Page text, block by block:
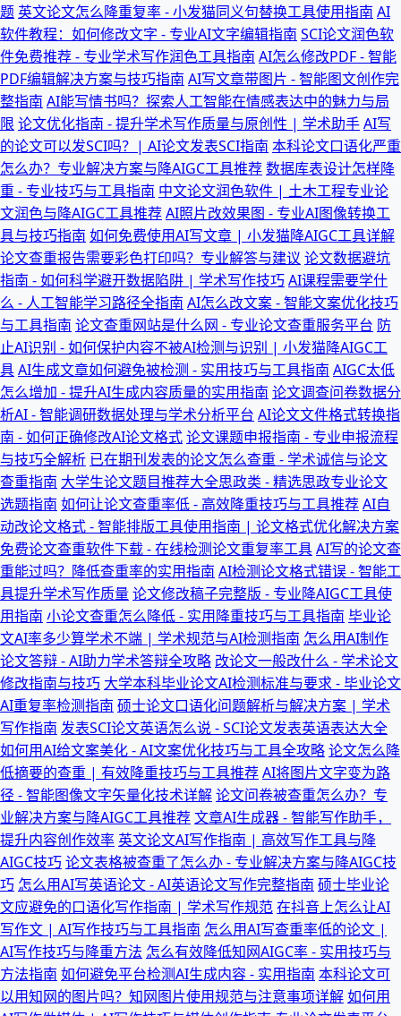
题 英文论文怎么降重复率 - 小发猫同义句替换工具使用指南 AI
软件教程：如何修改文字 - 专业AI文字编辑指南 SCI论文润色软
件免费推荐 - 专业学术写作润色工具指南 AI怎么修改PDF - 智能
PDF编辑解决方案与技巧指南 AI写文章带图片 - 智能图文创作完
整指南 AI能写情书吗？探索人工智能在情感表达中的魅力与局
限 论文优化指南 - 提升学术写作质量与原创性 | 学术助手AI写
的论文可以发SCI吗？| AI论文发表SCI指南 本科论文口语化严重
怎么办？专业解决方案与降AIGC工具推荐数据库表设计怎样降
重 - 专业技巧与工具指南 中文论文润色软件 | 土木工程专业论
文润色与降AIGC工具推荐AI照片改效果图 - 专业AI图像转换工
具与技巧指南 如何免费使用AI写文章 | 小发猫降AIGC工具详解
论文查重报告需要彩色打印吗？专业解答与建议 论文数据避坑
指南 - 如何科学避开数据陷阱 | 学术写作技巧AI课程需要学什
么 - 人工智能学习路径全指南 AI怎么改文案 - 智能文案优化技巧
与工具指南 论文查重网站是什么网 - 专业论文查重服务平台 防
止AI识别 - 如何保护内容不被AI检测与识别 | 小发猫降AIGC工
具AI生成文章如何避免被检测 - 实用技巧与工具指南 AIGC太低
怎么增加 - 提升AI生成内容质量的实用指南 论文调查问卷数据分
析AI - 智能调研数据处理与学术分析平台 AI论文文件格式转换指
南 - 如何正确修改AI论文格式论文课题申报指南 - 专业申报流程
与技巧全解析 已在期刊发表的论文怎么查重 - 学术诚信与论文
查重指南 大学生论文题目推荐大全思政类 - 精选思政专业论文
选题指南 如何让论文查重率低 - 高效降重技巧与工具推荐AI自
动改论文格式 - 智能排版工具使用指南 | 论文格式优化解决方案
免费论文查重软件下载 - 在线检测论文重复率工具AI写的论文查
重能过吗？降低查重率的实用指南 AI检测论文格式错误 - 智能工
具提升学术写作质量论文修改稿子完整版 - 专业降AIGC工具使
用指南 小论文查重怎么降低 - 实用降重技巧与工具指南 毕业论
文AI率多少算学术不端 | 学术规范与AI检测指南 怎么用AI制作
论文答辩 - AI助力学术答辩全攻略 改论文一般改什么 - 学术论文
修改指南与技巧 大学本科毕业论文AI检测标准与要求 - 毕业论文
AI重复率检测指南 硕士论文口语化问题解析与解决方案 | 学术
写作指南 发表SCI论文英语怎么说 - SCI论文发表英语表达大全
如何用AI给文案美化 - AI文案优化技巧与工具全攻略论文怎么降
低摘要的查重 | 有效降重技巧与工具推荐AI将图片文字变为路
径 - 智能图像文字矢量化技术详解论文问卷被查重怎么办？专
业解决方案与降AIGC工具推荐文章AI生成器 - 智能写作助手，
提升内容创作效率 英文论文AI写作指南 | 高效写作工具与降
AIGC技巧论文表格被查重了怎么办 - 专业解决方案与降AIGC技
巧 怎么用AI写英语论文 - AI英语论文写作完整指南 硕士毕业论
文应避免的口语化写作指南 | 学术写作规范在抖音上怎么让AI
写作文 | AI写作技巧与工具指南 怎么用AI写查重率低的论文 |
AI写作技巧与降重方法 怎么有效降低知网AIGC率 - 实用技巧与
方法指南 如何避免平台检测AI生成内容 - 实用指南 本科论文可
以用知网的图片吗？知网图片使用规范与注意事项详解如何用